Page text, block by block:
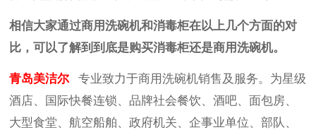
相信大家通过商用洗碗机和消毒柜在以上几个方面的对
比，可以了解到到底是购买消毒柜还是商用洗碗机。
青岛美洁尔
专业致力于商用洗碗机销售及服务。为星级
酒店、国际快餐连锁、品牌社会餐饮、酒吧、面包房、
大型食堂、航空船舶、政府机关、企事业单位、部队、